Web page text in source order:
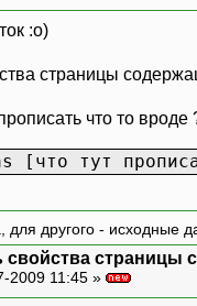
:о)
страницы
что то вроде
[что тут
для другого - исходные
свойства страницы
2009 11:45 »